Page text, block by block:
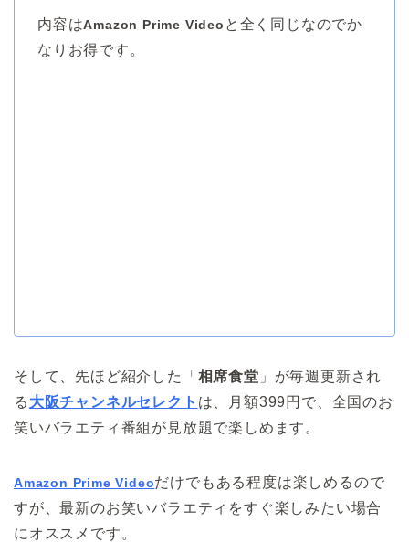
内容はAmazon Prime Video と全く同じなのでか
なりお得です。
そして、先ほど紹介した「 相席食堂 」が毎週更新され
る 大阪チャンネルセレクト は、月額399円で、全国のお
笑いバラエティ番組が見放題で楽しめます。
Amazon Prime Videoだけでもある程度は楽しめるので
すが、最新のお笑いバラエティをすぐ楽しみたい場合
にオススメです。